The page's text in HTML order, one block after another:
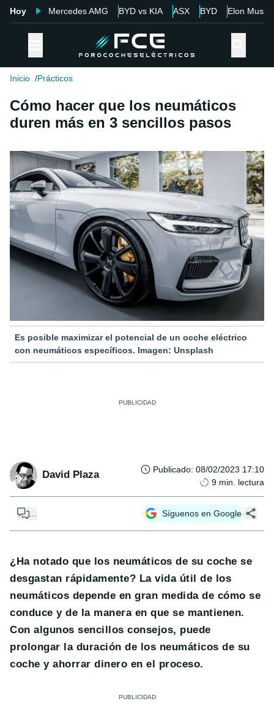
Hoy Mercedes AMG BYD vs KIA ASX BYD Elon Musk
Inicio Prácticos
Cómo hacer que los neumáticos
duren más en 3 sencillos pasos
Es posible maximizar el potencial de un ocche eléctrico
con neumáticos específicos. Imagen: Unsplash
David Plaza Publicado: 08/02/2023 17:10
9 min. lectura
Síguenos en Google
¿Ha notado que los neumáticos de su coche se
desgastan rápidamente? La vida útil de los
neumáticos depende en gran medida de cómo se
conduce y de la manera en que se mantienen.
Con algunos sencillos consejos, puede
prolongar la duración de los neumáticos de su
coche y ahorrar dinero en el proceso.